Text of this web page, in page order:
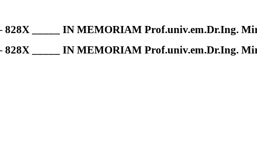
_____ IN MEMORIAM Prof.univ.em.Dr.Ing.
_____ IN MEMORIAM Prof.univ.em.Dr.Ing.